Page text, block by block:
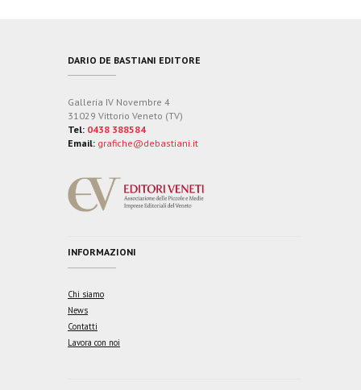
DARIO DE BASTIANI EDITORE
Galleria IV Novembre 4
31029 Vittorio Veneto (TV)
Tel: 0438 388584
Email: grafiche@debastiani.it
INFORMAZIONI
Chi siamo
News
Contatti
Lavora con noi